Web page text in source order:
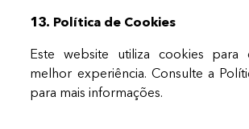
13. Política de Cookies
Este website utiliza cookies para
melhor experiência. Consulte a
para mais informações.